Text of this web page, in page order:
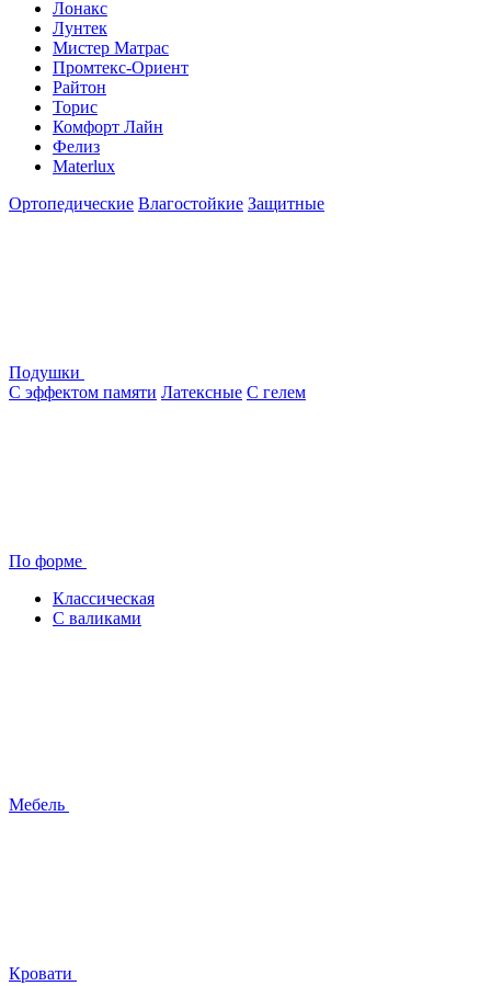
Лонакс
Лунтек
Мистер Матрас
Промтекс-Ориент
Райтон
Торис
Комфорт Лайн
Фелиз
Materlux
Ортопедические Влагостойкие Защитные
Подушки
С эффектом памяти Латексные С гелем
По форме
Классическая
С валиками
Мебель
Кровати